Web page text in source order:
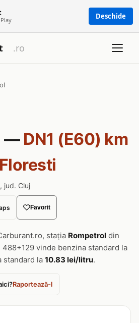
Deschide
— DN1 (E60) km
jud. Cluj
Favorit
stația Rompetrol din
488+129 vinde benzina standard la
standard la 10.83 lei/litru.
Raportează-l